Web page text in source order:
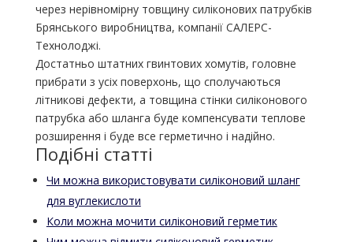
через нерівномірну товщину силіконових патрубків
Брянського виробництва, компанії САЛЕРС-
Технолоджі.
Достатньо штатних гвинтових хомутів, головне
прибрати з усіх поверхонь, що сполучаються
літникові дефекти, а товщина стінки силіконового
патрубка або шланга буде компенсувати теплове
розширення і буде все герметично і надійно.
Подібні статті
Чи можна використовувати силіконовий шланг
для вуглекислоти
Коли можна мочити силіконовий герметик